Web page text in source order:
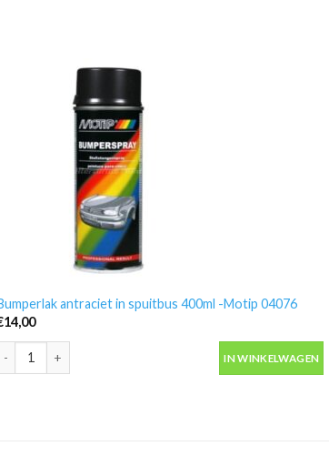
antraciet in spuitbus 400ml -Motip 04076
14,00
Bumperlak antraciet in spuitbus 400ml -Motip 04076 aantal
IN WINKELWAGEN